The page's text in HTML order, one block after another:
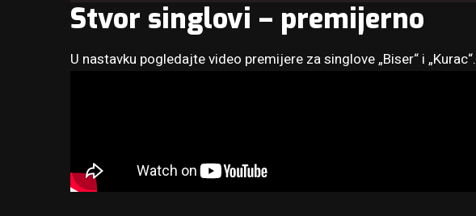
Stvor singlovi – premijerno
U nastavku pogledajte video premijere za singlove „Biser“ i „Kurac“.